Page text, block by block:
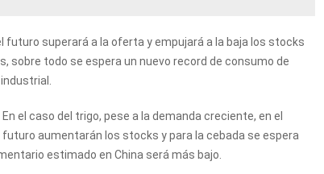
futuro superará a la oferta y empujará a la baja los stocks
sobre todo se espera un nuevo record de consumo de
En el caso del trigo, pese a la demanda creciente, en el
futuro aumentarán los stocks y para la cebada se espera
estimado en China será más bajo.